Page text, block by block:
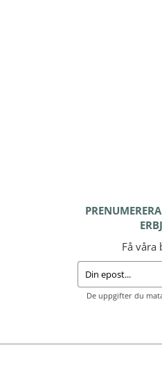
Få våra
De uppgifter du